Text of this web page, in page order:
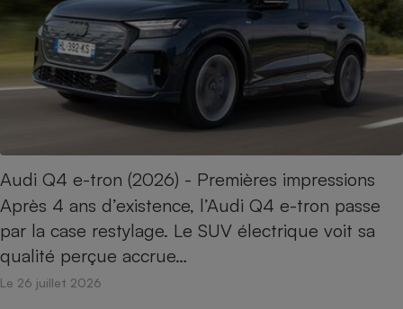
Audi Q4 e-tron (2026) - Premières impressions
Après 4 ans d’existence, l’Audi Q4 e-tron passe
par la case restylage. Le SUV électrique voit sa
qualité perçue accrue…
Le 26 juillet 2026
bouteille
Banque
Lave-linge
Téléviseur
Matelas
Radiateur électrique
Antimoustique